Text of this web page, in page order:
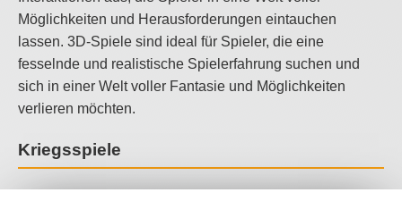
Möglichkeiten und Herausforderungen eintauchen
lassen. 3D-Spiele sind ideal für Spieler, die eine
fesselnde und realistische Spielerfahrung suchen und
sich in einer Welt voller Fantasie und Möglichkeiten
verlieren möchten.
Kriegsspiele